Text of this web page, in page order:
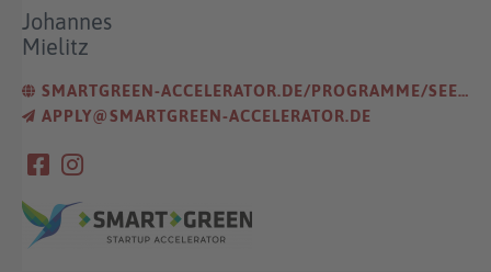
Johannes
Mielitz
SMARTGREEN-ACCELERATOR.DE/PROGRAMME/SEED/
APPLY@SMARTGREEN-ACCELERATOR.DE